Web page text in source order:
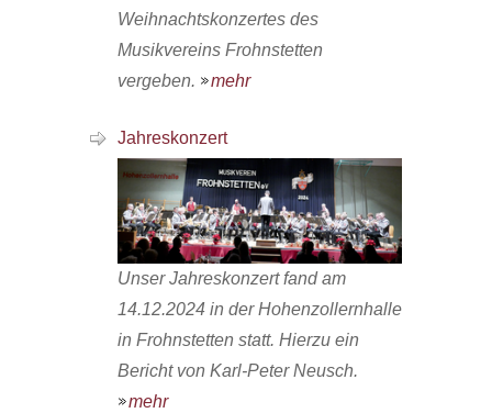
Weihnachtskonzertes des
Musikvereins Frohnstetten
vergeben.
mehr
Jahreskonzert
Unser Jahreskonzert fand am
14.12.2024 in der Hohenzollernhalle
in Frohnstetten statt. Hierzu ein
Bericht von Karl-Peter Neusch.
mehr